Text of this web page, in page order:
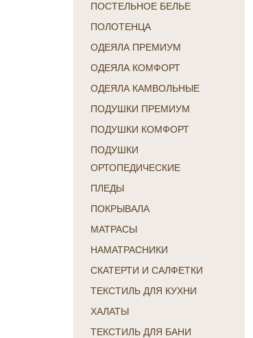
ПОСТЕЛЬНОЕ БЕЛЬЕ
ПОЛОТЕНЦА
ОДЕЯЛА ПРЕМИУМ
ОДЕЯЛА КОМФОРТ
ОДЕЯЛА КАМВОЛЬНЫЕ
ПОДУШКИ ПРЕМИУМ
ПОДУШКИ КОМФОРТ
ПОДУШКИ
ОРТОПЕДИЧЕСКИЕ
ПЛЕДЫ
ПОКРЫВАЛА
МАТРАСЫ
НАМАТРАСНИКИ
СКАТЕРТИ И САЛФЕТКИ
ТЕКСТИЛЬ ДЛЯ КУХНИ
ХАЛАТЫ
ТЕКСТИЛЬ ДЛЯ БАНИ